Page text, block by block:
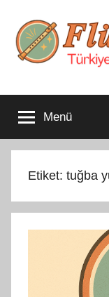
Flüt
Notaları
Büyük
Flüt
Notaları
Arşivi
Menü
Etiket: tuğba